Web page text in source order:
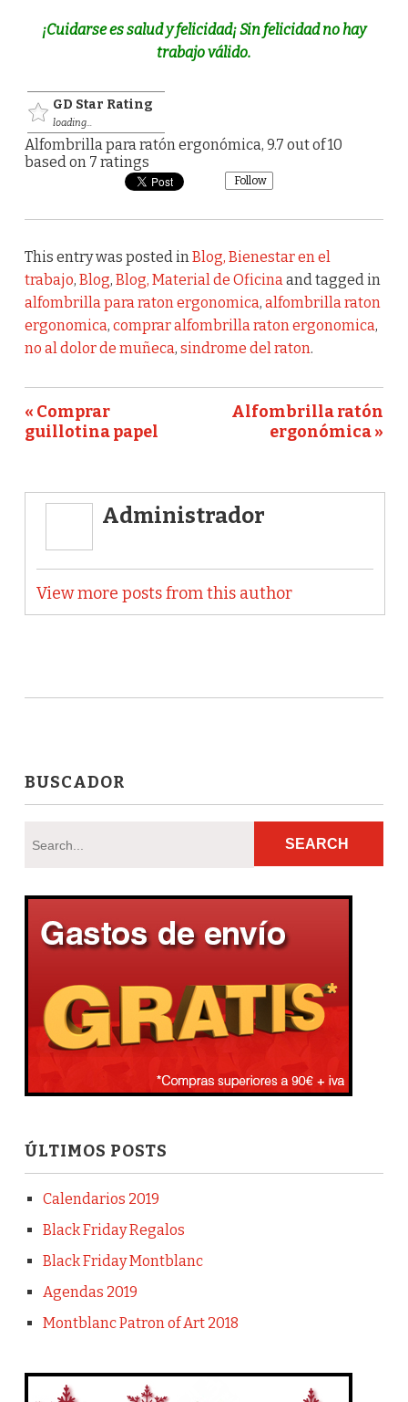
¡Cuidarse es salud y felicidad¡ Sin felicidad no hay
trabajo válido.
GD Star Rating
loading...
Alfombrilla para ratón ergonómica, 9.7 out of10
based on 7 ratings
Follow
This entry was posted in Blog, Bienestar en el
trabajo, Blog, Blog, Material de Oficina and tagged in
alfombrilla para raton ergonomica, alfombrilla raton
ergonomica, comprar alfombrilla raton ergonomica,
no al dolor de muñeca, sindrome del raton.
« Comprar
guillotina papel
Alfombrilla ratón
ergonómica »
Administrador
View more posts from this author
BUSCADOR
ÚLTIMOS POSTS
Calendarios 2019
Black Friday Regalos
Black Friday Montblanc
Agendas 2019
Montblanc Patron of Art 2018